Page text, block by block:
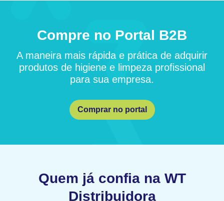
Compre no Portal B2B
A maneira mais rápida e prática de adquirir
produtos de higiene e limpeza profissional
para sua empresa.
Comprar no portal
Quem já confia na WT
Distribuidora